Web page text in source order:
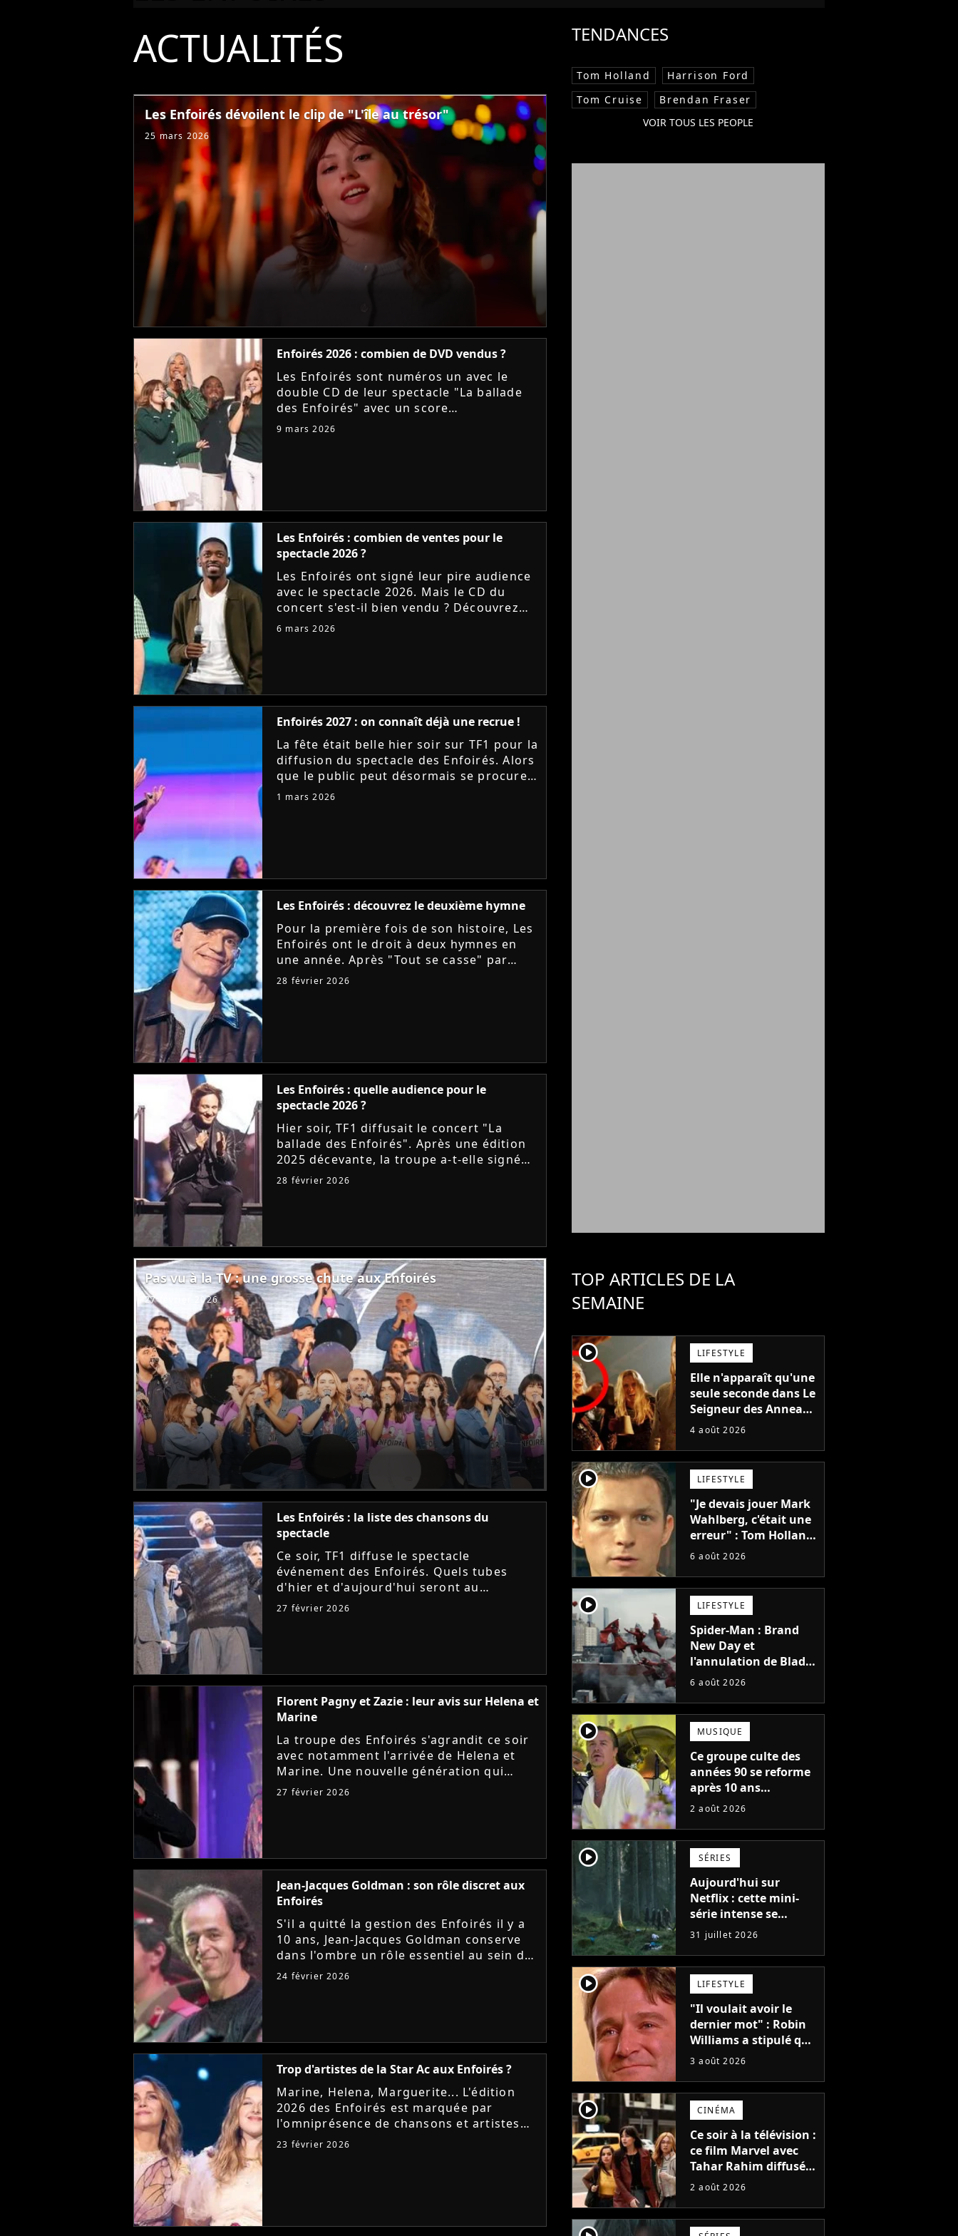
ACTUALITÉS
Les Enfoirés dévoilent le clip de "L'île au trésor"
25 mars 2026
Enfoirés 2026 : combien de DVD vendus ?
Les Enfoirés sont numéros un avec le
double CD de leur spectacle "La ballade
des Enfoirés" avec un score
historiquement faible. Mais comment s'en
9 mars 2026
Les Enfoirés : combien de ventes pour le
spectacle 2026 ?
Les Enfoirés ont signé leur pire audience
avec le spectacle 2026. Mais le CD du
concert s'est-il bien vendu ? Découvrez
les premiers chiffres de ventes sur
6 mars 2026
Enfoirés 2027 : on connaît déjà une recrue !
La fête était belle hier soir sur TF1 pour la
diffusion du spectacle des Enfoirés. Alors
que le public peut désormais se procurer
le CD/DVD au profit des Restos du Coeur,
1 mars 2026
Les Enfoirés : découvrez le deuxième hymne
Pour la première fois de son histoire, Les
Enfoirés ont le droit à deux hymnes en
une année. Après "Tout se casse" par
Santa, découvrez la chanson "L'île aux
28 février 2026
Les Enfoirés : quelle audience pour le
spectacle 2026 ?
Hier soir, TF1 diffusait le concert "La
ballade des Enfoirés". Après une édition
2025 décevante, la troupe a-t-elle signé
un succès d'audience ? Tous les chiffres
28 février 2026
Pas vu à la TV : une grosse chute aux Enfoirés
27 février 2026
Les Enfoirés : la liste des chansons du
spectacle
Ce soir, TF1 diffuse le spectacle
événement des Enfoirés. Quels tubes
d'hier et d'aujourd'hui seront au
programme du concert ? Découvrez la
27 février 2026
Florent Pagny et Zazie : leur avis sur Helena et
Marine
La troupe des Enfoirés s'agrandit ce soir
avec notamment l'arrivée de Helena et
Marine. Une nouvelle génération qui
inspire Florent Pagny et Zazie, qui livrent
27 février 2026
Jean-Jacques Goldman : son rôle discret aux
Enfoirés
S'il a quitté la gestion des Enfoirés il y a
10 ans, Jean-Jacques Goldman conserve
dans l'ombre un rôle essentiel au sein de
la troupe. Patrick Bruel et Anne
24 février 2026
Trop d'artistes de la Star Ac aux Enfoirés ?
Marine, Helena, Marguerite... L'édition
2026 des Enfoirés est marquée par
l'omniprésence de chansons et artistes
en lien avec la "Star Academy". Face aux
23 février 2026
TENDANCES
Tom Holland
Harrison Ford
Tom Cruise
Brendan Fraser
VOIR TOUS LES PEOPLE
TOP ARTICLES DE LA
SEMAINE
player2 LIFESTYLE
Elle n'apparaît qu'une
seule seconde dans Le
Seigneur des Anneaux
: avez-vous reconnu
cinéma dans la saga ?
4 août 2026
player2 LIFESTYLE
"Je devais jouer Mark
Wahlberg, c'était une
erreur" : Tom Holland,
la star de Spider-Man,
blockbuster
6 août 2026
player2 LIFESTYLE
Spider-Man : Brand
New Day et
l'annulation de Blade
montrent que Marvel
faire quoi que ce soit
de simple
6 août 2026
player2 MUSIQUE
Ce groupe culte des
années 90 se reforme
après 10 ans
d'absence et annonce
2 août 2026
player2 SÉRIES
Aujourd'hui sur
Netflix : cette mini-
série intense se
regarde en une seule
après-midi
31 juillet 2026
player2 LIFESTYLE
"Il voulait avoir le
dernier mot" : Robin
Williams a stipulé que
sa voix ne pourrait
2039, pourtant Disney
possède des
enregistrements
inédits
3 août 2026
player2 CINÉMA
Ce soir à la télévision :
ce film Marvel avec
Tahar Rahim diffusé
pour la toute
France
2 août 2026